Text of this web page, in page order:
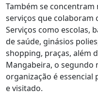
Também se
serviços que colaboram
Serviços como escolas,
de saúde, ginásios
shopping, praças, além
Mangabeira, o segundo
organização é
e visitado.